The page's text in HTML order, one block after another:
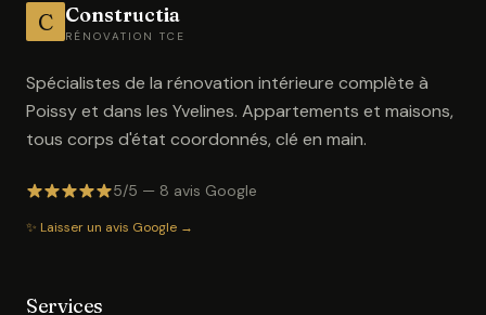
C Constructia
RÉNOVATION TCE
Spécialistes de la rénovation intérieure complète à
Poissy et dans les Yvelines. Appartements et maisons,
tous corps d'état coordonnés, clé en main.
5/5 — 8 avis Google
✨ Laisser un avis Google →
Services